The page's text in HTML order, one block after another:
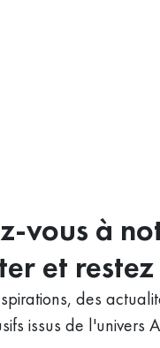
vous à
et
des
issus de l'univers